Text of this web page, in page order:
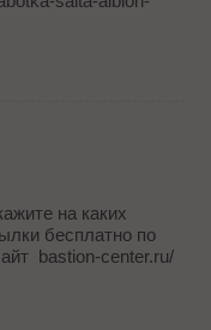
на каких
бесплатно по
bastion-center.ru/